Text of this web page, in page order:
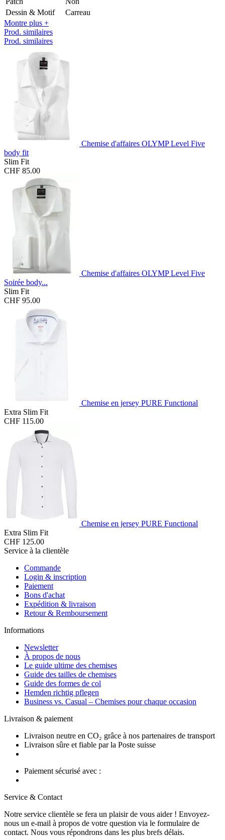
Dessin & Motif
Carreau
Montre plus +
Prod. similaires
Prod. similaires
Chemise d'affaires OLYMP Level Five
body fit
Slim Fit
CHF 85.00
Chemise d'affaires OLYMP Level Five
Soirée body...
Slim Fit
CHF 95.00
Chemise en jersey PURE Functional
Extra Slim Fit
CHF 115.00
Chemise en jersey PURE Functional
Extra Slim Fit
CHF 125.00
Service à la clientèle
Commande
Login & inscription
Paiement
Bons d'achat
Expédition & livraison
Retour & Remboursement
Informations
Newsletter
À propos de nous
Le guide ultime des chemises
Guide des tailles de chemises
Guide des formes de col
Hemden richtig pflegen
Business vs. Casual – Chemises pour chaque occasion
Livraison & paiement
Livraison neutre en CO₂ grâce à nos partenaires de transport
Livraison sûre et fiable par la Poste suisse
Paiement sécurisé avec :
Service & Contact
Notre service clientèle se fera un plaisir de vous aider ! Envoyez-
nous un e-mail à propos de votre question via le formulaire de
contact. Nous vous répondrons dans les plus brefs délais.